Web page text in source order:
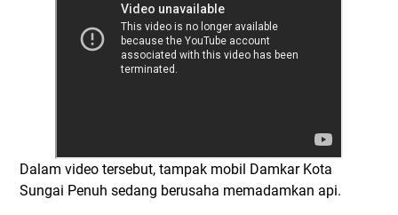
Dalam video tersebut, tampak mobil Damkar Kota
Sungai Penuh sedang berusaha memadamkan api.